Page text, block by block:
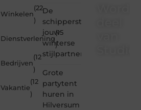
Winkelen
(22
)
Dienstverlening
(15
)
Bedrijven
(12
)
Vakantie
(12
)
De
schipperstrui
jouw
winterse
stijlpartner
Grote
partytent
huren in
Hilversum